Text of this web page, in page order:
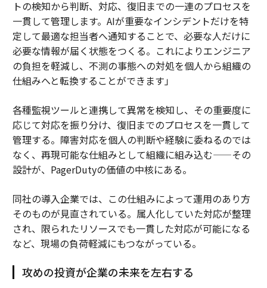
トの検知から判断、対応、復旧までの一連のプロセスを
一貫して管理します。AIが重要なインシデントだけを特
定して最適な担当者へ通知することで、必要な人だけに
必要な情報が届く状態をつくる。これによりエンジニア
の負担を軽減し、不測の事態への対処を個人から組織の
仕組みへと転換することができます」
各種監視ツールと連携して異常を検知し、その重要度に
応じて対応を振り分け、復旧までのプロセスを一貫して
管理する。障害対応を個人の判断や経験に委ねるのでは
なく、再現可能な仕組みとして組織に組み込む——その
設計が、PagerDutyの価値の中核にある。
同社の導入企業では、この仕組みによって運用のあり方
そのものが見直されている。属人化していた対応が整理
され、限られたリソースでも一貫した対応が可能になる
など、現場の負荷軽減にもつながっている。
攻めの投資が企業の未来を左右する